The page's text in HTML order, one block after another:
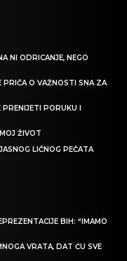
NI ODRICANJE, NEGO
PRIČA O VAŽNOSTI SNA ZA
PRENIJETI PORUKU I
ŽIVOT
LIČNOG PEČATA
BIH: “IMAMO
VRATA, DAT ĆU SVE